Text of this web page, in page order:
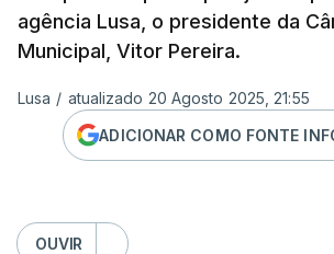
agência Lusa, o presidente da
Municipal, Vitor Pereira.
Lusa / atualizado 20 Agosto 2025, 21:55
ADICIONAR COMO FONTE
OUVIR